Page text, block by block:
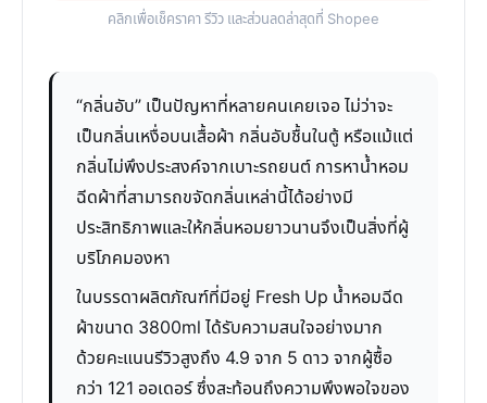
คลิกเพื่อเช็คราคา รีวิว และส่วนลดล่าสุดที่ Shopee
“กลิ่นอับ” เป็นปัญหาที่หลายคนเคยเจอ ไม่ว่าจะ
เป็นกลิ่นเหงื่อบนเสื้อผ้า กลิ่นอับชื้นในตู้ หรือแม้แต่
กลิ่นไม่พึงประสงค์จากเบาะรถยนต์ การหาน้ำหอม
ฉีดผ้าที่สามารถขจัดกลิ่นเหล่านี้ได้อย่างมี
ประสิทธิภาพและให้กลิ่นหอมยาวนานจึงเป็นสิ่งที่ผู้
บริโภคมองหา
ในบรรดาผลิตภัณฑ์ที่มีอยู่ Fresh Up น้ำหอมฉีด
ผ้าขนาด 3800ml ได้รับความสนใจอย่างมาก
ด้วยคะแนนรีวิวสูงถึง 4.9 จาก 5 ดาว จากผู้ซื้อ
กว่า 121 ออเดอร์ ซึ่งสะท้อนถึงความพึงพอใจของ